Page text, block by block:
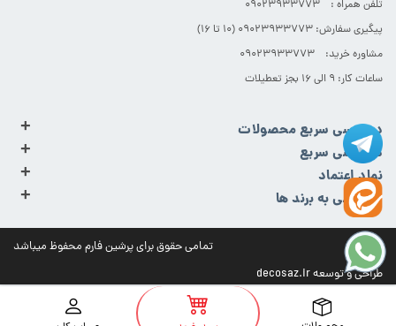
تلفن همراه : 09023933773
پیگیری سفارش: 09023933773 (۱۰ تا ۱۶)
مشاوره خرید: 09023933773
ساعات کار: ۹ الی ۱۶ بجز تعطیلات
دسترسی سریع محصولات +
دسترسی سریع +
نماد اعتماد +
دسترسی به برند ها +
تمامی حقوق برای پرشین فارم محفوظ میباشد
طراحی و توسعهdecosaz.ir